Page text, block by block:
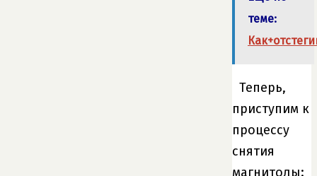
теме:
Теперь,
приступим к
процессу
снятия
магнитолы: